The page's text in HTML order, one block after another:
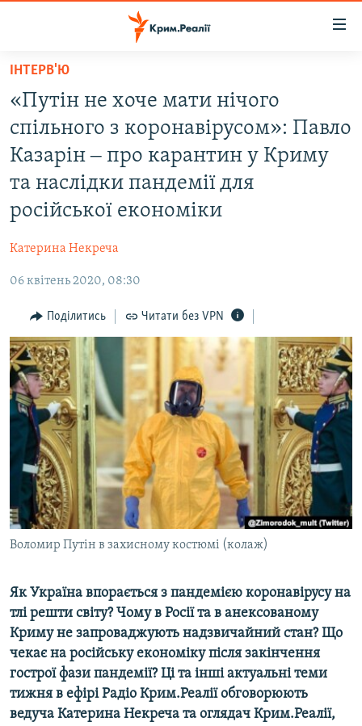
Перейти
основного
матеріалу
Перейти
до
основної
навігації
Перейти
до
ВОДА.КРИМ
ВІДЕО ТА ФОТО
БЛОГИ
ІНТЕРВ'Ю
ВСЕ ЗА ДЕНЬ
СПЕЦПРОЕКТИ
ДЕПОРТАЦІЯ
ВІДЕОУРОКИ «ELIFBE»
СВІДЧЕННЯ ОКУПАЦІЇ
УКРАЇНСЬКА ПРОБЛЕМА КРИМУ
ІНФОГРАФІКА
ЯК ОБІЙТИ БЛОКУВАННЯ
Русский
Qırımtatar
ДОЛУЧАЙСЯ!
Усі сайти RFE/RL
ІНТЕРВ'Ю
«Путін не хоче мати нічого
спільного з коронавірусом»: Павло
Казарін ‒ про карантин у Криму
та наслідки пандемії для
російської економіки
Катерина Некреча
06 квітень 2020, 08:30
Поділитись Читати без VPN
Воломир Путін в захисному костюмі (колаж)
Як Україна впорається з пандемією коронавірусу на
тлі решти світу? Чому в Росії та в анексованому
Криму не запроваджують надзвичайний стан? Що
чекає на російську економіку після закінчення
гострої фази пандемії? Ці та інші актуальні теми
тижня в ефірі Радіо Крим.Реалії обговорюють
ведуча Катерина Некреча та оглядач Крим.Реалії,